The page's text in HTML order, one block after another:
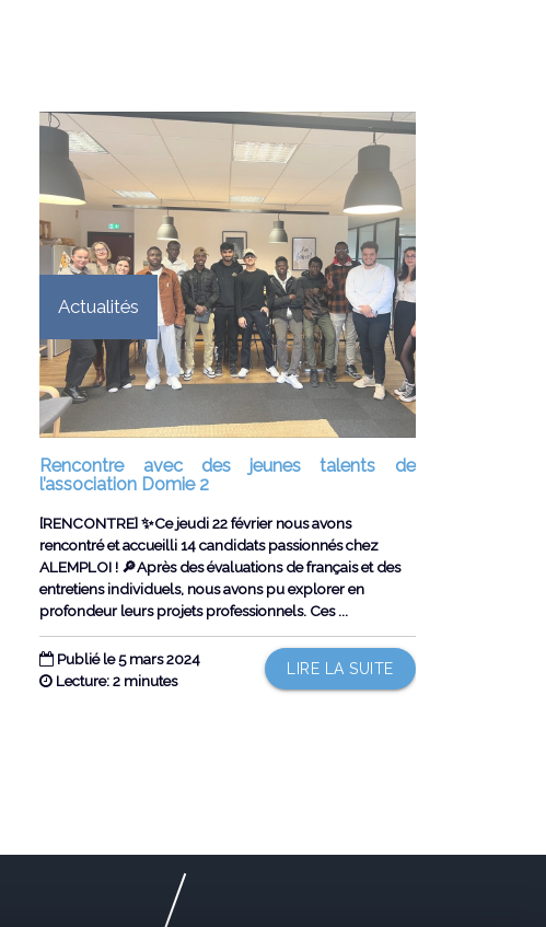
Actualités
Rencontre avec des jeunes talents de
l’association Domie 2
[RENCONTRE] ✨Ce jeudi 22 février nous avons
rencontré et accueilli 14 candidats passionnés chez
ALEMPLOI ! 🔎Après des évaluations de français et des
entretiens individuels, nous avons pu explorer en
profondeur leurs projets professionnels. Ces ...
Publié le 5 mars 2024
LIRE LA SUITE
Lecture: 2 minutes